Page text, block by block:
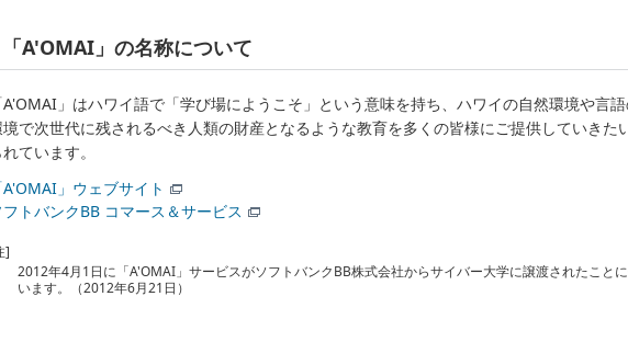
「A'OMAI」の名称について
」はハワイ語で「学び場にようこそ」という意味を持ち、ハワイの自然環境や言
で次世代に残されるべき人類の財産となるような教育を多くの皆様にご提供していきた
ています。
」ウェブサイト
トバンクBB コマース＆サービス
]
2012年4月1日に「A'OMAI」サービスがソフトバンクBB株式会社からサイバー大学に譲渡されたこと
います。（2012年6月21日）